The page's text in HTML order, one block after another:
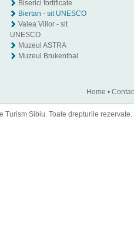
Biserici fortificate
Biertan - sit UNESCO
Valea Viilor - sit
UNESCO
Muzeul ASTRA
Muzeul Brukenthal
Home •
Sibiu. Toate drepturile rezervate.